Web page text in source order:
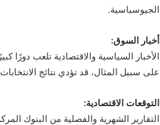
الجيوسياسية.
أخبار السوق:
الأخبار السياسية والاقتصادية تلعب دورًا
على سبيل المثال، قد تؤدي نتائج
التوقعات الاقتصادية:
التقارير الشهرية والفصلية من البنوك